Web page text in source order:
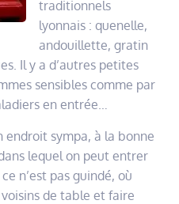
traditionnels
lyonnais : quenelle,
andouillette, gratin
Il y a d’autres petites
sensibles comme par
en entrée…
endroit sympa, à la bonne
lequel on peut entrer
n’est pas guindé, où
de table et faire